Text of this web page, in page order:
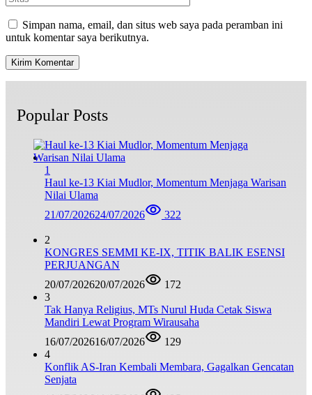
Simpan nama, email, dan situs web saya pada peramban ini
untuk komentar saya berikutnya.
Popular Posts
1
Haul ke-13 Kiai Mudlor, Momentum Menjaga Warisan
Nilai Ulama
21/07/202624/07/2026 322
2
KONGRES SEMMI KE-IX, TITIK BALIK ESENSI
PERJUANGAN
20/07/202620/07/2026
172
3
Tak Hanya Religius, MTs Nurul Huda Cetak Siswa
Mandiri Lewat Program Wirausaha
16/07/202616/07/2026
129
4
Konflik AS-Iran Kembali Membara, Gagalkan Gencatan
Senjata